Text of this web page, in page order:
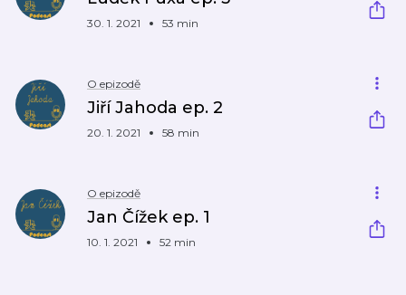
30. 1. 2021 53 min
O epizodě
Jiří Jahoda ep. 2
20. 1. 2021 58 min
O epizodě
Jan Čížek ep. 1
10. 1. 2021 52 min